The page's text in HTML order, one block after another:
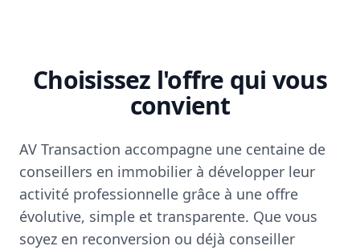
Choisissez l'offre qui vous
convient
AV Transaction accompagne une centaine de
conseillers en immobilier à développer leur
activité professionnelle grâce à une offre
évolutive, simple et transparente. Que vous
soyez en reconversion ou déjà conseiller